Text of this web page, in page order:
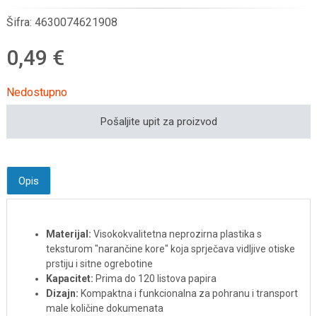
Šifra: 4630074621908
0,49 €
Nedostupno
Pošaljite upit za proizvod
Opis
Materijal: Visokokvalitetna neprozirna plastika s
teksturom "narančine kore" koja sprječava vidljive otiske
prstiju i sitne ogrebotine
Kapacitet: Prima do 120 listova papira
Dizajn: Kompaktna i funkcionalna za pohranu i transport
male količine dokumenata